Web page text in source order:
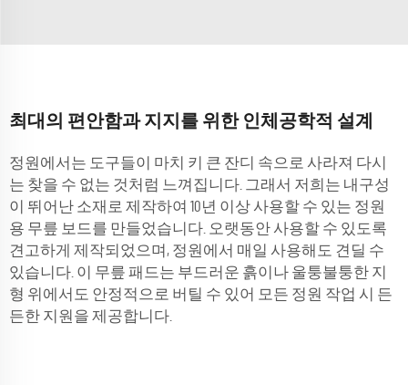
최대의 편안함과 지지를 위한 인체공학적 설계
정원에서는 도구들이 마치 키 큰 잔디 속으로 사라져 다시
는 찾을 수 없는 것처럼 느껴집니다. 그래서 저희는 내구성
이 뛰어난 소재로 제작하여 10년 이상 사용할 수 있는 정원
용 무릎 보드를 만들었습니다. 오랫동안 사용할 수 있도록
견고하게 제작되었으며, 정원에서 매일 사용해도 견딜 수
있습니다. 이 무릎 패드는 부드러운 흙이나 울퉁불퉁한 지
형 위에서도 안정적으로 버틸 수 있어 모든 정원 작업 시 든
든한 지원을 제공합니다.